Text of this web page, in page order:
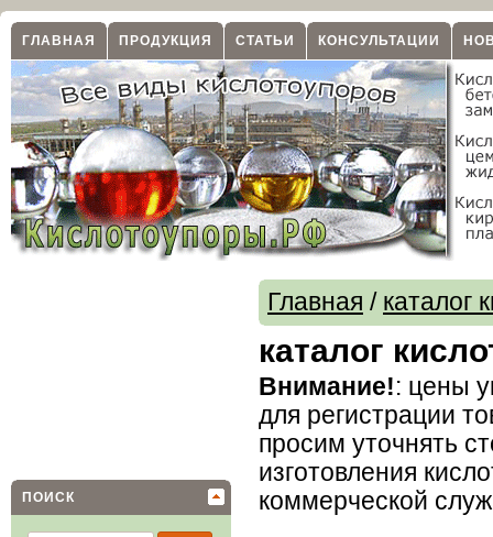
ГЛАВНАЯ ПРОДУКЦИЯ СТАТЬИ КОНСУЛЬТАЦИИ
ПОИСК
Главная / каталог
каталог
Внимание!: цены
для регистрации
просим уточнять
изготовления
коммерческой